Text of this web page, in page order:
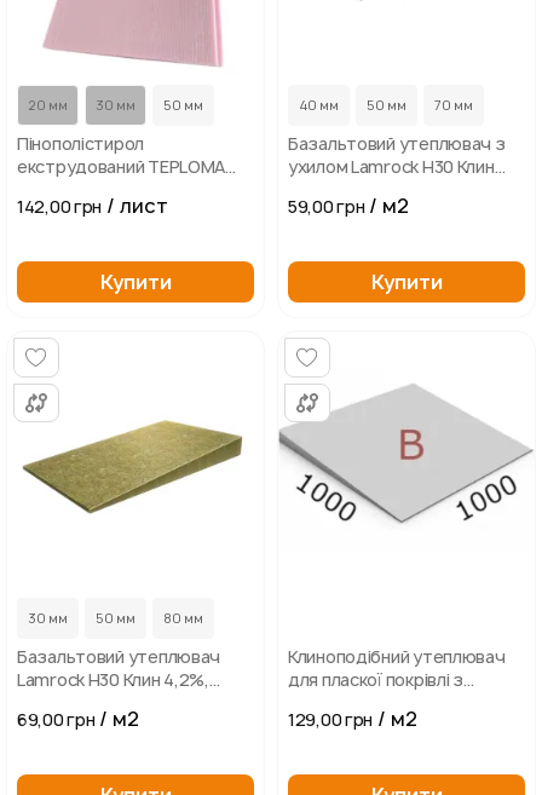
20 мм 30 мм 50 мм
Пінополістирол
екструдований TEPLOMA
142,00 грн / лист
Купити
40 мм 50 мм 70 мм
Базальтовий утеплювач з
ухилом Lamrock Н30 Клин
59,00 грн / м2
Купити
30 мм 50 мм 80 мм
Базальтовий утеплювач
Lamrock Н30 Клин 4,2%,
69,00 грн / м2
Клиноподібний утеплювач
для пласкої покрівлі з
щільності. Елемент B
129,00 грн / м2